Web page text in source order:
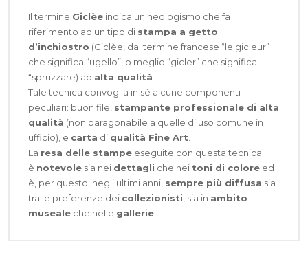
Il termine Giclèeindica un neologismo che fa
riferimento ad un tipo di stampa a getto
d’inchiostro (Giclèe, dal termine francese “le gicleur”
che significa “ugello”, o meglio “gicler” che significa
“spruzzare) ad alta qualità.
Tale tecnica convoglia in sè alcune componenti
peculiari: buon file, stampante professionale di alta
qualità (non paragonabile a quelle di uso comune in
ufficio), e carta di qualità Fine Art.
La resa delle stampeeseguite con questa tecnica
è notevolesia nei dettagli che nei toni di coloreed
è, per questo, negli ultimi anni, sempre più diffusa sia
tra le preferenze dei collezionisti, sia in ambito
musealeche nelle gallerie.